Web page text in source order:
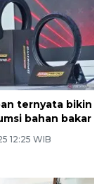
ternyata bikin
bahan bakar
12:25 WIB